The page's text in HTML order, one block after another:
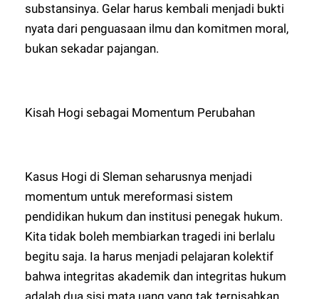
substansinya. Gelar harus kembali menjadi bukti
nyata dari penguasaan ilmu dan komitmen moral,
bukan sekadar pajangan.
Kisah Hogi sebagai Momentum Perubahan
Kasus Hogi di Sleman seharusnya menjadi
momentum untuk mereformasi sistem
pendidikan hukum dan institusi penegak hukum.
Kita tidak boleh membiarkan tragedi ini berlalu
begitu saja. Ia harus menjadi pelajaran kolektif
bahwa integritas akademik dan integritas hukum
adalah dua sisi mata uang yang tak terpisahkan.